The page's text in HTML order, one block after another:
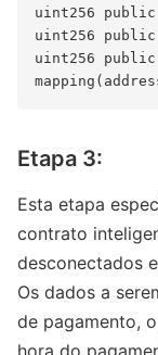
uint256
uint256
uint256
Etapa 3:
Esta etapa
contrato
desconectados
Os dados a
de pagamento,